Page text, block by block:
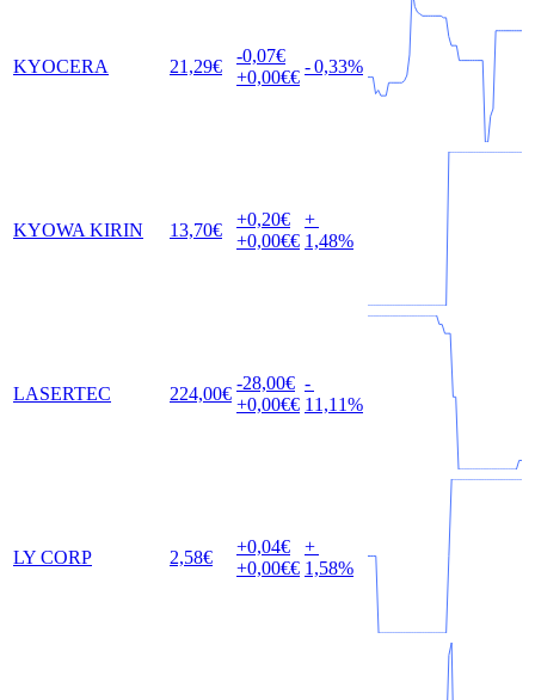
KYOCERA 21,29€
-0,07€
+0,00€€
-0,33%
KYOWA KIRIN 13,70€
+0,20€
+0,00€€
+
1,48%
LASERTEC 224,00€
-28,00€
+0,00€€
-
11,11%
LY CORP 2,58€
+0,04€
+0,00€€
+
1,58%